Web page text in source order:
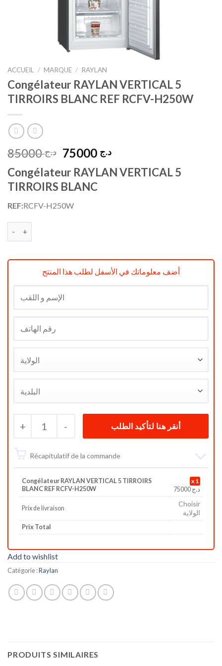
ACCUEIL / MARQUE / RAYLAN
Congélateur RAYLAN VERTICAL 5
TIRROIRS BLANC REF RCFV-H250W
د.ج85000
Le
initial
était :
د.جLe
actuel
Congélateur RAYLAN VERTICAL 5
TIRROIRS BLANC
REF:RCFV-H250W
أضف معلوماتك في الأسفل لطلب هذا المنتج
+ 1 -
Récapitulatif de la commande
Congélateur RAYLAN VERTICAL 5 TIRROIRS
BLANC REF RCFV-H250W
1
75000 د.ج
Prix de livraison
Choisir
الولاية
Prix Total
Add to wishlist
Catégorie :Raylan
PRODUITS SIMILAIRES